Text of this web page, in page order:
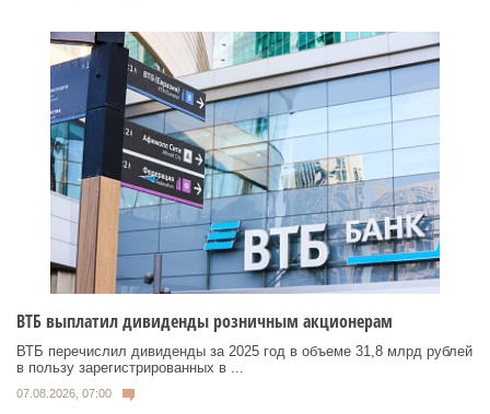
ВТБ выплатил дивиденды розничным акционерам
ВТБ перечислил дивиденды за 2025 год в объеме 31,8 млрд рублей
в пользу зарегистрированных в ...
07.08.2026, 07:00